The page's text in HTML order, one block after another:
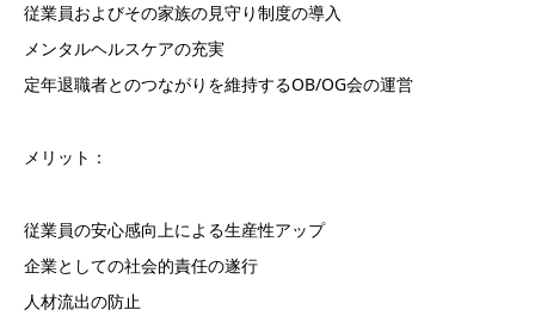
従業員およびその家族の見守り制度の導入
メンタルヘルスケアの充実
定年退職者とのつながりを維持するOB/OG会の運営
メリット：
従業員の安心感向上による生産性アップ
企業としての社会的責任の遂行
人材流出の防止